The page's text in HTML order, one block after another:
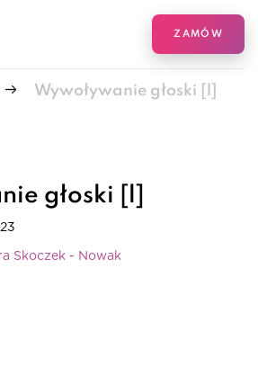
ZAMÓW
Wywoływanie głoski [l]
głoski [l]
Skoczek - Nowak